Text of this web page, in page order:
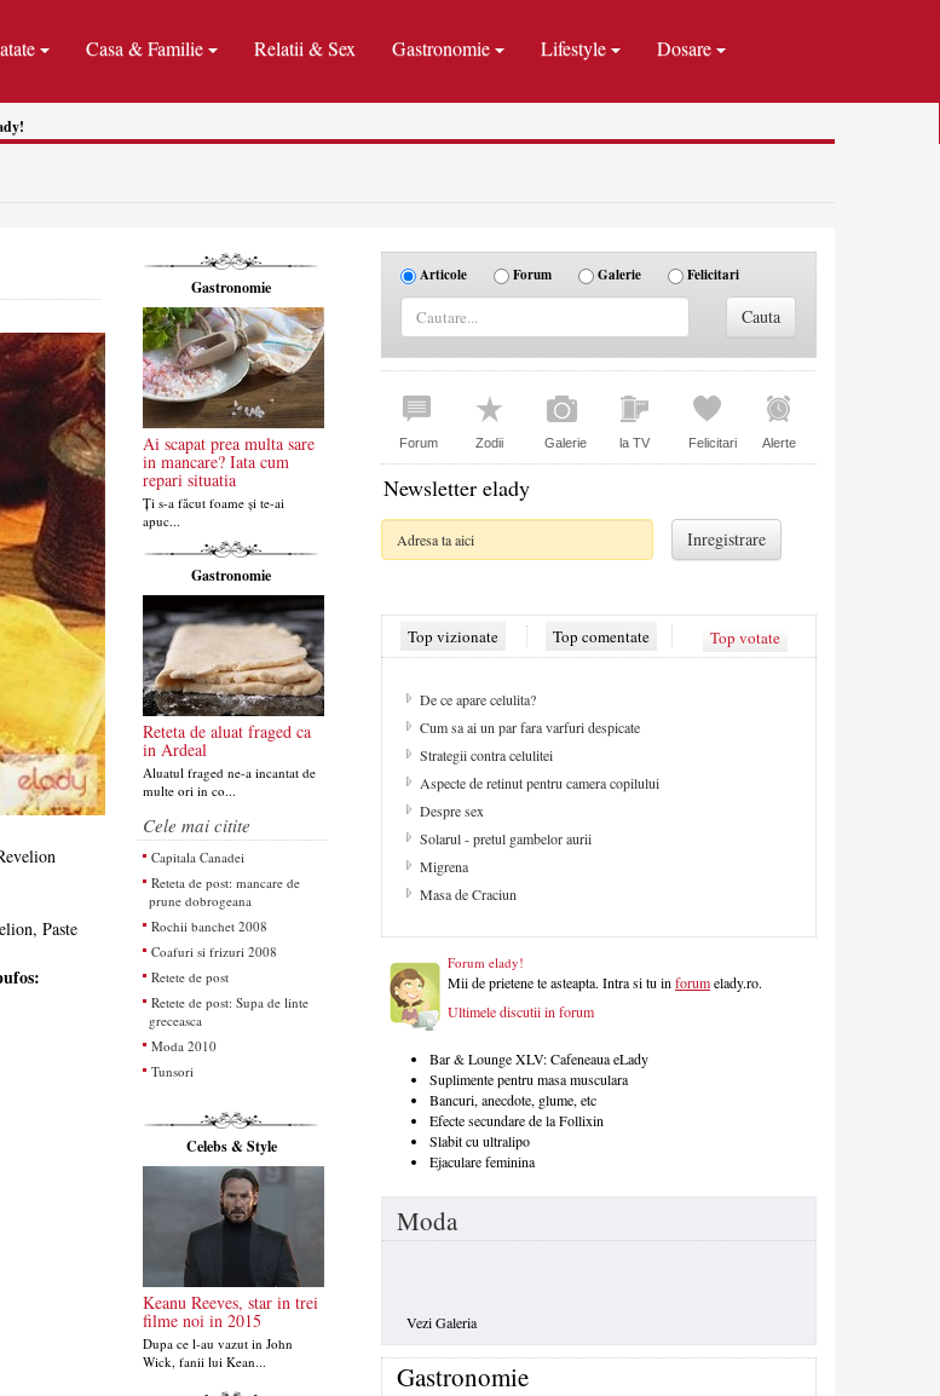
Casa & Familie Relatii & Sex Gastronomie Lifestyle Dosare
Paste
Gastronomie
Ai scapat prea multa sare
in mancare? Iata cum
repari situatia
Ți s-a făcut foame și te-ai
apuc...
Gastronomie
Reteta de aluat fraged ca
in Ardeal
Aluatul fraged ne-a incantat de
multe ori in co...
Cele mai citite
Capitala Canadei
Reteta de post: mancare de
prune dobrogeana
Rochii banchet 2008
Coafuri si frizuri 2008
Retete de post
Retete de post: Supa de linte
greceasca
Moda 2010
Tunsori
Celebs & Style
Keanu Reeves, star in trei
filme noi in 2015
Dupa ce l-au vazut in John
Wick, fanii lui Kean...
Articole Forum Galerie Felicitari
Forum Zodii Galerie la TV Felicitari Alerte
Newsletter elady
Top vizionate Top comentate Top votate
De ce apare celulita?
Cum sa ai un par fara varfuri despicate
Strategii contra celulitei
Aspecte de retinut pentru camera copilului
Despre sex
Solarul - pretul gambelor aurii
Migrena
Masa de Craciun
Forum elady!
Mii de prietene te asteapta. Intra si tu inforumelady.ro.
Ultimele discutii in forum
Bar & Lounge XLV: Cafeneaua eLady
Suplimente pentru masa musculara
Bancuri, anecdote, glume, etc
Efecte secundare de la Follixin
Slabit cu ultralipo
Ejaculare feminina
Moda
Vezi Galeria
Gastronomie